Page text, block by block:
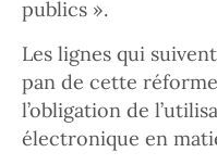
publics ».
Les lignes qui
pan de cette
l’obligation de
électronique en